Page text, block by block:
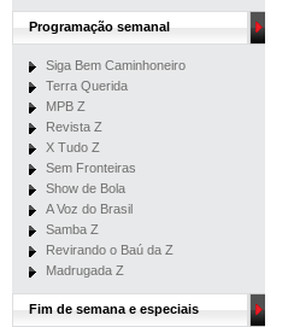
Programação semanal
Siga Bem Caminhoneiro
Terra Querida
MPB Z
Revista Z
X Tudo Z
Sem Fronteiras
Show de Bola
A Voz do Brasil
Samba Z
Revirando o Baú da Z
Madrugada Z
Fim de semana e especiais